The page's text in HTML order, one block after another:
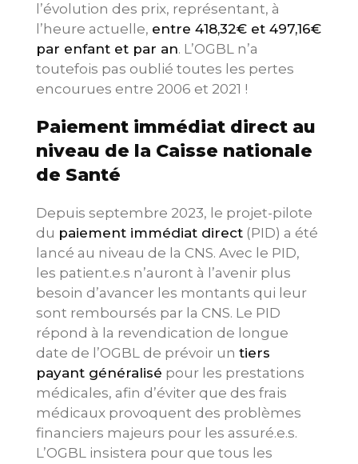
l’évolution des prix, représentant, à
l’heure actuelle, entre 418,32€ et 497,16€
par enfant et par an. L’OGBL n’a
toutefois pas oublié toutes les pertes
encourues entre 2006 et 2021 !
Paiement immédiat direct au
niveau de la Caisse nationale
de Santé
Depuis septembre 2023, le projet-pilote
du paiement immédiat direct (PID) a été
lancé au niveau de la CNS. Avec le PID,
les patient.e.s n’auront à l’avenir plus
besoin d’avancer les montants qui leur
sont remboursés par la CNS. Le PID
répond à la revendication de longue
date de l’OGBL de prévoir un tiers
payant généralisé pour les prestations
médicales, afin d’éviter que des frais
médicaux provoquent des problèmes
financiers majeurs pour les assuré.e.s.
L’OGBL insistera pour que tous les